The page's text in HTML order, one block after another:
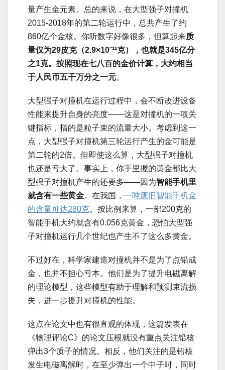
量产生金元素。总的来说，在大型强子对撞机
2015-2018年的第二轮运行中，总共产生了约
860亿个金核。你听数字好像很多，但算起来质
量仅为29皮克（2.9×10⁻¹¹克），也就是345亿分
之1克。按照现在七八百的金价计算，大约相当
于人民币五千万分之一元。
大型强子对撞机在运行过程中，会不断改进设备
性能来提升自身的亮度——这是对撞机的一项关
键指标，指的是粒子束的流量大小。考虑到这一
点，大型强子对撞机第三轮运行产生的金可能是
第二轮的2倍。但即使这么算，大型强子对撞机
也还是亏大了。事实上，你手里握的黄金都比大
型强子对撞机产生的还要多——因为智能手机里
就含有一些黄金。在我国， 一吨废旧智能手机金
的含量可达280克。按比例来算，一部200克的
智能手机大约就含有0.056克黄金，恐怕大型强
子对撞机运行几个世纪也产生不了这么多黄金。
不过好在，科学家建造对撞机并不是为了点铅成
金，也并不担心亏本。他们是为了提升电磁离解
的理论模型，这些模型有助于理解和预测束流损
失，进一步提升对撞机的性能。
这点在论文中也有很直观的体现，这篇发表在
《物理评论C》的论文压根就没有重点关注铅核
弹出3个质子的情况。相反，他们关注的是铅核
发生电磁离解时，在至少弹出一个中子时，同时